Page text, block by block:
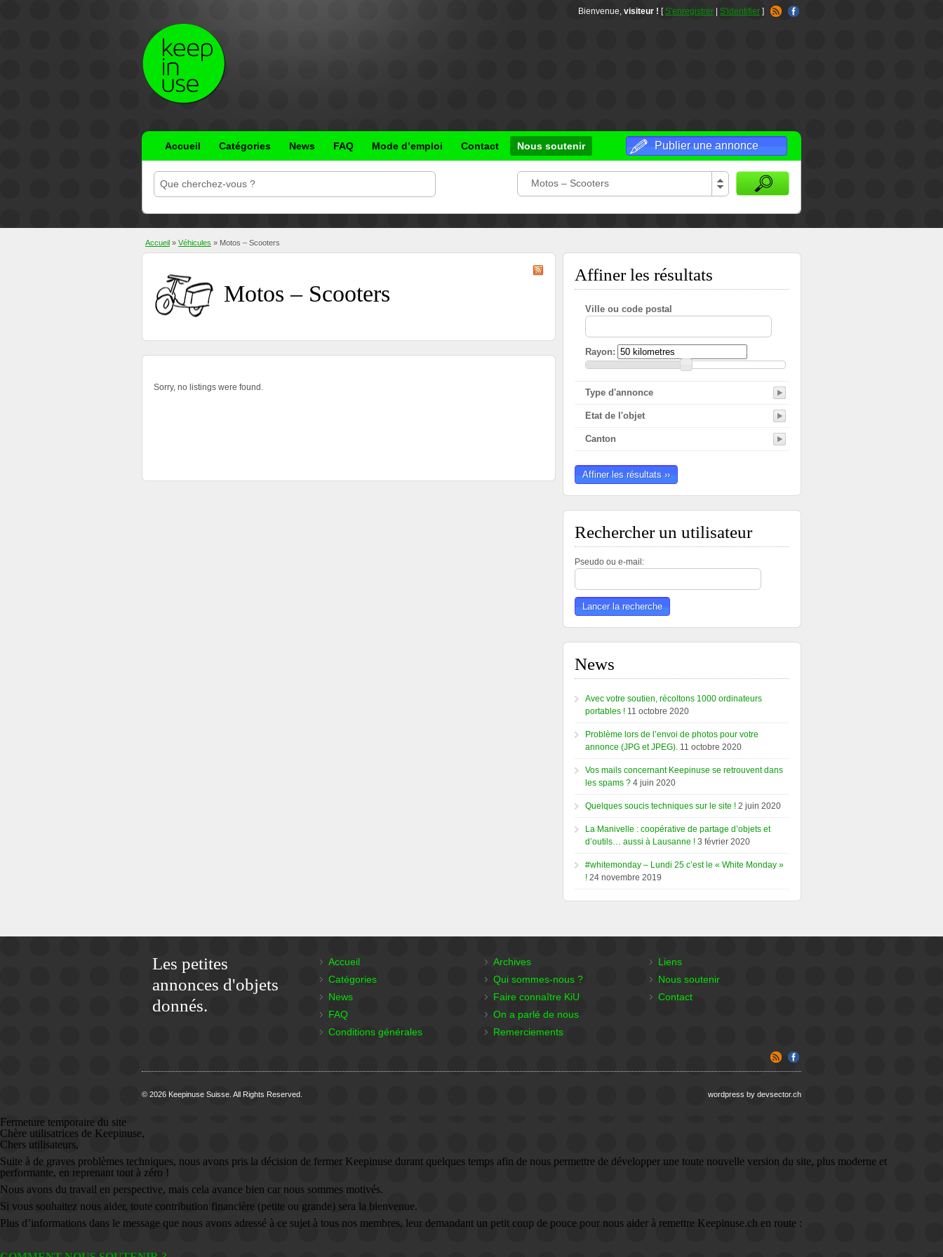
Bienvenue, visiteur ! [ S'enregistrer S'identifier ]
Accueil Catégories News FAQ Mode d’emploi Contact Nous soutenir Publier une annonce
Motos – Scooters
Accueil » Véhicules » Motos – Scooters
Motos – Scooters
Sorry, no listings were found.
Affiner les résultats
Ville ou code postal
Rayon:
Type d'annonce
Etat de l'objet
Canton
Affiner les résultats ››
Rechercher un utilisateur
Pseudo ou e-mail:
News
Avec votre soutien, récoltons 1000 ordinateurs
portables ! 11 octobre 2020
Problème lors de l’envoi de photos pour votre
annonce (JPG et JPEG). 11 octobre 2020
Vos mails concernant Keepinuse se retrouvent dans
les spams ? 4 juin 2020
Quelques soucis techniques sur le site ! 2 juin 2020
La Manivelle : coopérative de partage d’objets et
d’outils… aussi à Lausanne ! 3 février 2020
#whitemonday – Lundi 25 c’est le « White Monday »
! 24 novembre 2019
Les petites
annonces d'objets
donnés.
Accueil
Catégories
News
FAQ
Conditions générales
Archives
Qui sommes-nous ?
Faire connaître KiU
On a parlé de nous
Remerciements
Liens
Nous soutenir
Contact
© 2026 Keepinuse Suisse. All Rights Reserved. wordpress by devsector.ch
Fermeture temporaire du site
Chère utilisatrices de Keepinuse,
Chers utilisateurs,
Suite à de graves problèmes techniques, nous avons pris la décision de fermer Keepinuse durant quelques temps afin de nous permettre de développer une toute nouvelle version du site, plus moderne et
performante, en reprenant tout à zéro !
Nous avons du travail en perspective, mais cela avance bien car nous sommes motivés.
Si vous souhaitez nous aider, toute contribution financière (petite ou grande) sera la bienvenue.
Plus d’informations dans le message que nous avons adressé à ce sujet à tous nos membres, leur demandant un petit coup de pouce pour nous aider à remettre Keepinuse.ch en route :